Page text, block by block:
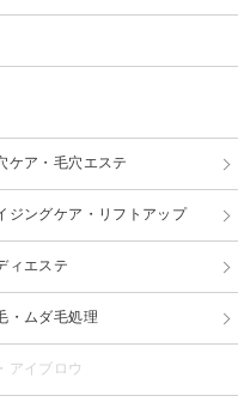
ケア・毛穴エステ
ジングケア・リフトアップ
ィエステ
・ムダ毛処理
アイブロウ